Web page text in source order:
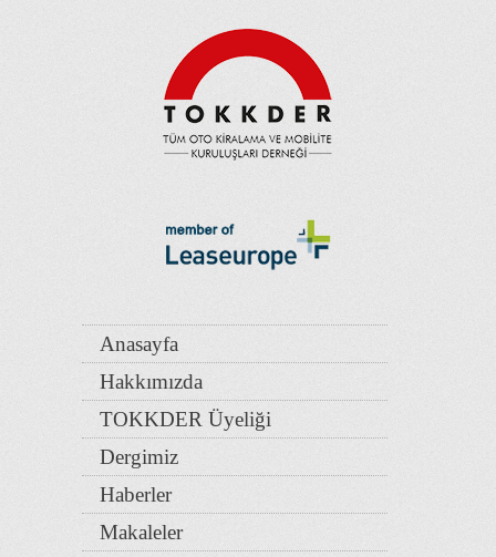
Anasayfa
Hakkımızda
TOKKDER Üyeliği
Dergimiz
Haberler
Makaleler